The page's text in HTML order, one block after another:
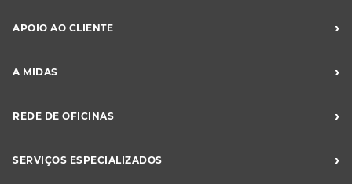
Franchising Midas
APOIO AO CLIENTE ›
Livro de Reclamações
Canal de Denúncias
Perguntas Frequentes
A MIDAS ›
Sustentabilidade
Notícias Midas
REDE DE OFICINAS ›
SERVIÇOS ESPECIALIZADOS
›